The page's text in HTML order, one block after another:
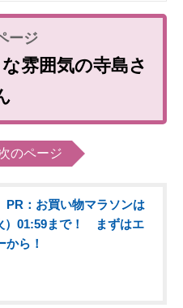
雰囲気の寺島さ
のページ
PR：お買い物マラソンは
）01:59まで！ まずはエ
から！